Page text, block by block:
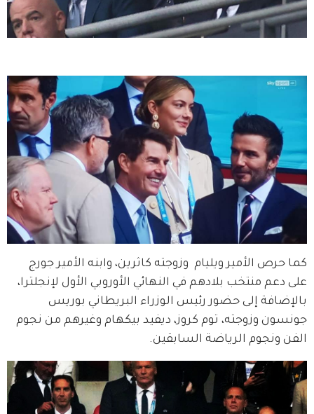
كما حرص الأمير ويليام ‏ وزوجته كاثرين، وابنه الأمير جورج
على دعم منتخب بلادهم في النهائي الأوروبي الأول لإنجلترا،
بالإضافة إلى حضور رئيس الوزراء البريطاني بوريس
جونسون وزوجته، توم كروز، ديفيد بيكهام وغيرهم من نجوم
الفن ونجوم الرياضة السابقين.